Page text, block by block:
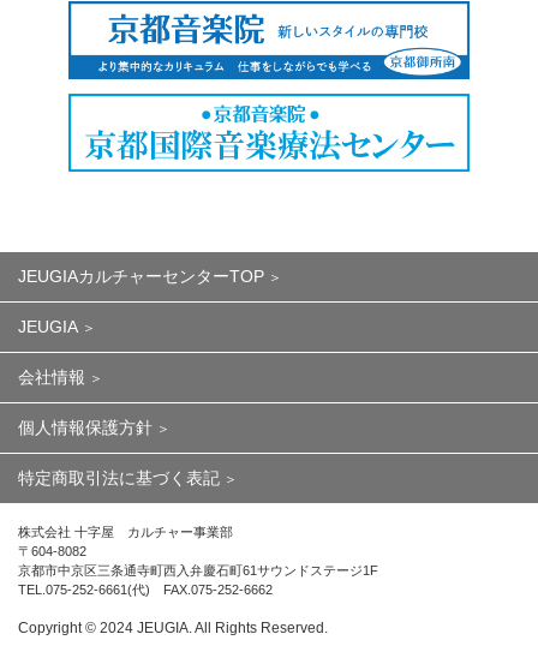
JEUGIAカルチャーセンターTOP
JEUGIA
会社情報
個人情報保護方針
特定商取引法に基づく表記
株式会社 十字屋 カルチャー事業部
〒604-8082
京都市中京区三条通寺町西入弁慶石町61サウンドステージ1F
TEL.075-252-6661(代) FAX.075-252-6662
Copyright ©︎ 2024 JEUGIA. All Rights Reserved.